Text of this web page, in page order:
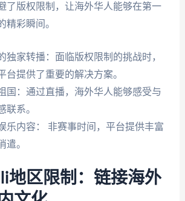
了版权限制，让海外华人能够在第一
精彩瞬间。
独家转播：面临版权限制的挑战时，
台提供了重要的解决方案。
国：通过直播，海外华人能够感受与
联系。
乐内容： 非赛事时间，平台提供丰富
遣。
地区限制：链接海外